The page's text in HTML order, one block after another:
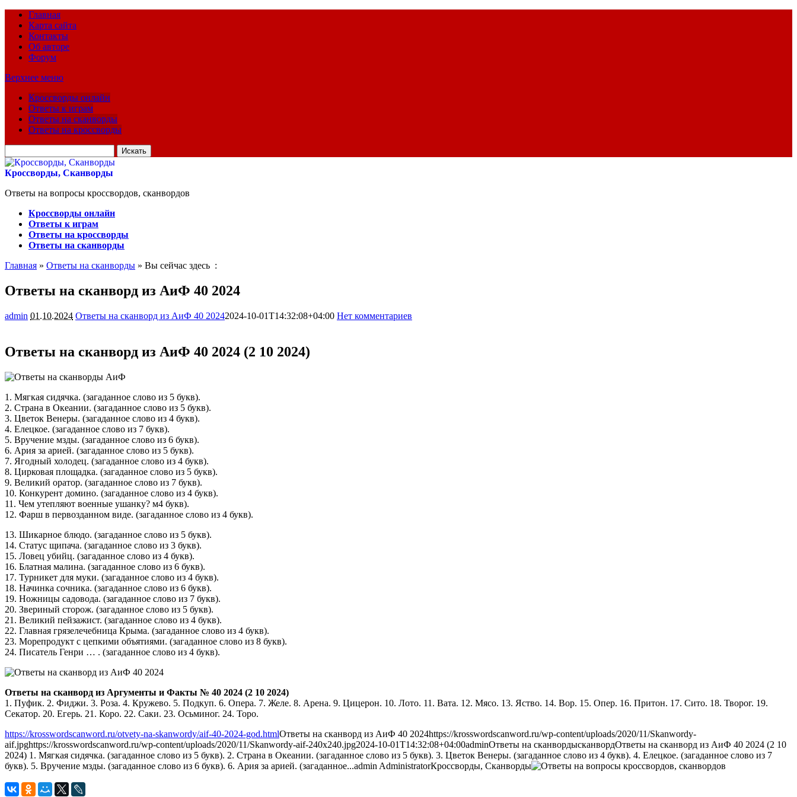
Главная
Карта сайта
Контакты
Об авторе
Форум
Верхнее меню
Кроссворды онлайн
Ответы к играм
Ответы на сканворды
Ответы на кроссворды
для:
Кроссворды, Сканворды
Ответы на вопросы кроссвордов, сканвордов
Кроссворды онлайн
Ответы к играм
Ответы на кроссворды
Ответы на сканворды
Главная » Ответы на сканворды » Вы сейчас здесь :
Ответы на сканворд из АиФ 40 2024
admin 01.10.2024 Ответы на сканворд из АиФ 40 20242024-10-01T14:32:08+04:00 Нет комментариев
Ответы на сканворд из АиФ 40 2024 (2 10 2024)
1. Мягкая сидячка. (загаданное слово из 5 букв).
2. Страна в Океании. (загаданное слово из 5 букв).
3. Цветок Венеры. (загаданное слово из 4 букв).
4. Елецкое. (загаданное слово из 7 букв).
5. Вручение мзды. (загаданное слово из 6 букв).
6. Ария за арией. (загаданное слово из 5 букв).
7. Ягодный холодец. (загаданное слово из 4 букв).
8. Цирковая площадка. (загаданное слово из 5 букв).
9. Великий оратор. (загаданное слово из 7 букв).
10. Конкурент домино. (загаданное слово из 4 букв).
11. Чем утепляют военные ушанку? м4 букв).
12. Фарш в первозданном виде. (загаданное слово из 4 букв).
13. Шикарное блюдо. (загаданное слово из 5 букв).
14. Статус щипача. (загаданное слово из 3 букв).
15. Ловец убийц. (загаданное слово из 4 букв).
16. Блатная малина. (загаданное слово из 6 букв).
17. Турникет для муки. (загаданное слово из 4 букв).
18. Начинка сочника. (загаданное слово из 6 букв).
19. Ножницы садовода. (загаданное слово из 7 букв).
20. Звериный сторож. (загаданное слово из 5 букв).
21. Великий пейзажист. (загаданное слово из 4 букв).
22. Главная грязелечебница Крыма. (загаданное слово из 4 букв).
23. Морепродукт с цепкими объятиями. (загаданное слово из 8 букв).
24. Писатель Генри … . (загаданное слово из 4 букв).
Ответы на сканворд из Аргументы и Факты № 40 2024 (2 10 2024)
1. Пуфик. 2. Фиджи. 3. Роза. 4. Кружево. 5. Подкуп. 6. Опера. 7. Желе. 8. Арена. 9. Цицерон. 10. Лото. 11. Вата. 12. Мясо. 13. Яство. 14. Вор. 15. Опер. 16. Притон. 17. Сито. 18. Творог. 19.
Секатор. 20. Егерь. 21. Коро. 22. Саки. 23. Осьминог. 24. Торо.
https://krosswordscanword.ru/otvety-na-skanwordy/aif-40-2024-god.htmlОтветы на сканворд из АиФ 40 2024https://krosswordscanword.ru/wp-content/uploads/2020/11/Skanwordy-
aif.jpghttps://krosswordscanword.ru/wp-content/uploads/2020/11/Skanwordy-aif-240x240.jpg2024-10-01T14:32:08+04:00adminОтветы на сканвордысканвордОтветы на сканворд из АиФ 40 2024 (2 10
2024) 1. Мягкая сидячка. (загаданное слово из 5 букв). 2. Страна в Океании. (загаданное слово из 5 букв). 3. Цветок Венеры. (загаданное слово из 4 букв). 4. Елецкое. (загаданное слово из 7
букв). 5. Вручение мзды. (загаданное слово из 6 букв). 6. Ария за арией. (загаданное...admin AdministratorКроссворды, Сканворды